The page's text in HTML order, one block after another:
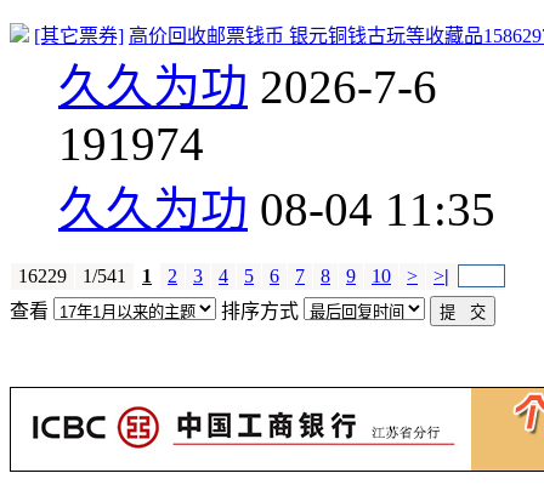
[其它票券] 高价回收邮票钱币 银元铜钱古玩等收藏品
久久为功 2026-7-6
191974
久久为功 08-04 11:35
16229 1/541 1 2 3 4 5 6 7 8 9 10 > >|
查看
排序方式